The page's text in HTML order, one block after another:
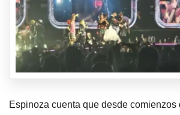
Espinoza cuenta que desde comienzos